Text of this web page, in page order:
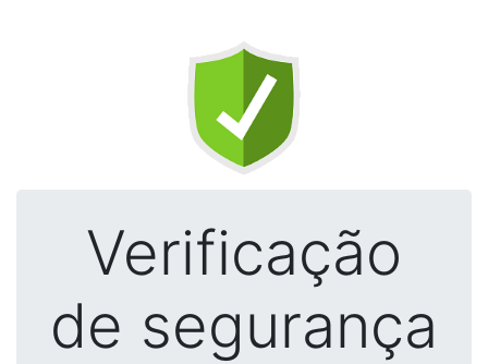
Verificação
de segurança